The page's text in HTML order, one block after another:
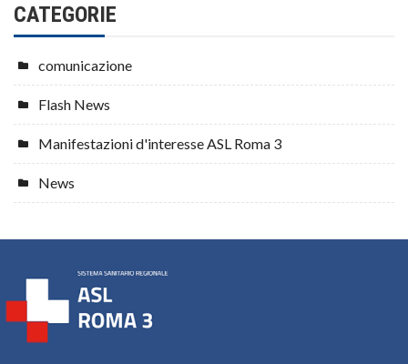
CATEGORIE
comunicazione
Flash News
Manifestazioni d'interesse ASL Roma 3
News